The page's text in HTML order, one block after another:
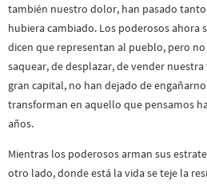
también nuestro dolor, han pasado
hubiera cambiado. Los poderosos ahora
dicen que representan al pueblo, pero
saquear, de desplazar, de vender
gran capital, no han dejado de
transforman en aquello que pensamos
años.
Mientras los poderosos arman sus
otro lado, donde está la vida se teje la